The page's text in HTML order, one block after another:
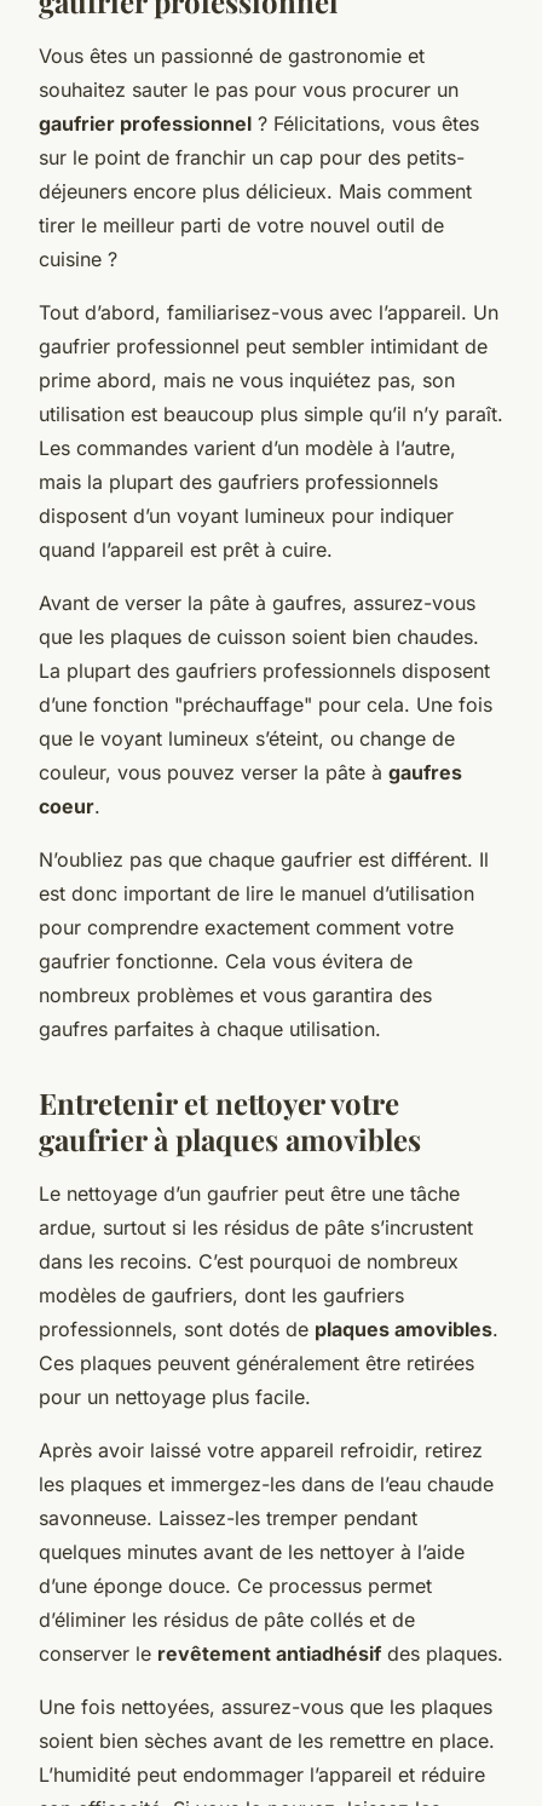
Vous êtes un passionné de gastronomie et
souhaitez sauter le pas pour vous procurer un
gaufrier professionnel ? Félicitations, vous êtes
sur le point de franchir un cap pour des petits-
déjeuners encore plus délicieux. Mais comment
tirer le meilleur parti de votre nouvel outil de
cuisine ?
Tout d’abord, familiarisez-vous avec l’appareil. Un
gaufrier professionnel peut sembler intimidant de
prime abord, mais ne vous inquiétez pas, son
utilisation est beaucoup plus simple qu’il n’y paraît.
Les commandes varient d’un modèle à l’autre,
mais la plupart des gaufriers professionnels
disposent d’un voyant lumineux pour indiquer
quand l’appareil est prêt à cuire.
Avant de verser la pâte à gaufres, assurez-vous
que les plaques de cuisson soient bien chaudes.
La plupart des gaufriers professionnels disposent
d’une fonction "préchauffage" pour cela. Une fois
que le voyant lumineux s’éteint, ou change de
couleur, vous pouvez verser la pâte à gaufres
coeur.
N’oubliez pas que chaque gaufrier est différent. Il
est donc important de lire le manuel d’utilisation
pour comprendre exactement comment votre
gaufrier fonctionne. Cela vous évitera de
nombreux problèmes et vous garantira des
gaufres parfaites à chaque utilisation.
Entretenir et nettoyer votre
gaufrier à plaques amovibles
Le nettoyage d’un gaufrier peut être une tâche
ardue, surtout si les résidus de pâte s’incrustent
dans les recoins. C’est pourquoi de nombreux
modèles de gaufriers, dont les gaufriers
professionnels, sont dotés de plaques amovibles.
Ces plaques peuvent généralement être retirées
pour un nettoyage plus facile.
Après avoir laissé votre appareil refroidir, retirez
les plaques et immergez-les dans de l’eau chaude
savonneuse. Laissez-les tremper pendant
quelques minutes avant de les nettoyer à l’aide
d’une éponge douce. Ce processus permet
d’éliminer les résidus de pâte collés et de
conserver le revêtement antiadhésif des plaques.
Une fois nettoyées, assurez-vous que les plaques
soient bien sèches avant de les remettre en place.
L’humidité peut endommager l’appareil et réduire